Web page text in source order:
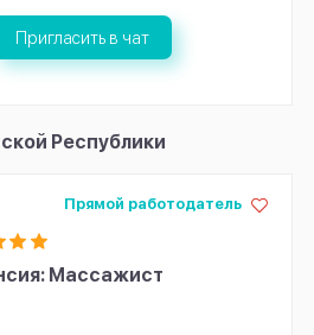
Пригласить в чат
Республики
Массажист
Прямой работодатель